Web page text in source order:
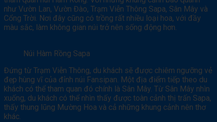
như Vườn Lan, Vườn Đào, Trạm Viễn Thông Sapa, Sân Mây và
Cổng Trời. Nơi đây cũng có trồng rất nhiều loại hoa, với đầy
màu sắc, làm không gian núi trở nên sống động hơn.
Núi Hàm Rồng Sapa
Đứng từ Trạm Viễn Thông, du khách sẽ được chiêm ngưỡng vẻ
đẹp hùng vĩ của đỉnh núi Fansipan. Một địa điểm tiếp theo du
khách có thể tham quan đó chính là Sân Mây. Từ Sân Mây nhìn
xuống, du khách có thể nhìn thấy được toàn cảnh thị trấn Sapa,
thấy thung lũng Mường Hoa và cả những khung cảnh nên thơ
khác.